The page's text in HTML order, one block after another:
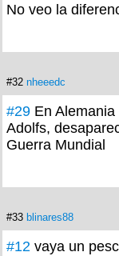
No veo la
#32 nheeedc
#29 En
Adolfs,
Guerra Mundial
#33 blinares88
#12 vaya un